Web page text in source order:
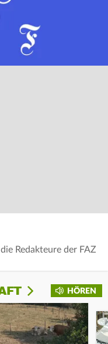
Redakteure der FAZ
HÖREN